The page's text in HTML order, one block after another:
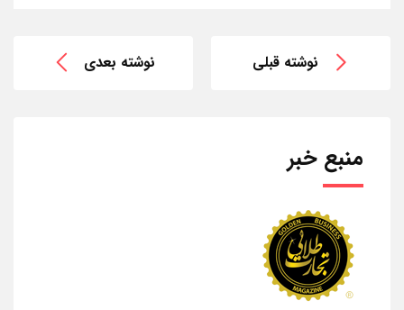
نوشته قبلی نوشته بعدی
منبع خبر